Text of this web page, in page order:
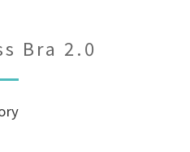
Bra 2.0